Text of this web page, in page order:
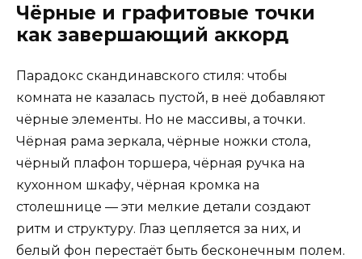
Чёрные и графитовые точки
как завершающий аккорд
Парадокс скандинавского стиля: чтобы
комната не казалась пустой, в неё добавляют
чёрные элементы. Но не массивы, а точки.
Чёрная рама зеркала, чёрные ножки стола,
чёрный плафон торшера, чёрная ручка на
кухонном шкафу, чёрная кромка на
столешнице — эти мелкие детали создают
ритм и структуру. Глаз цепляется за них, и
белый фон перестаёт быть бесконечным полем.